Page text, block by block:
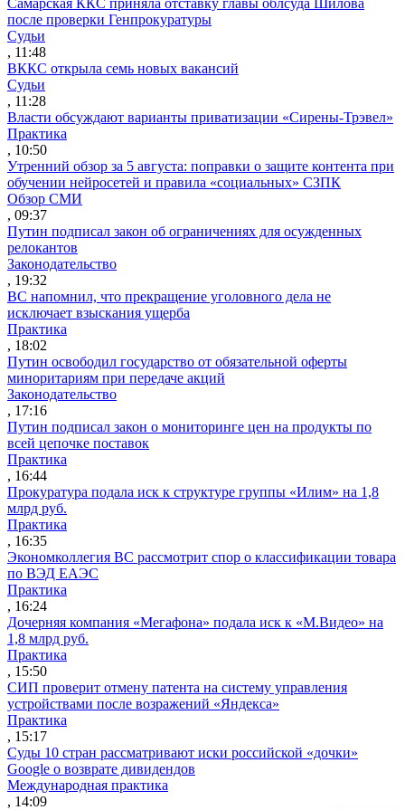
после проверки Генпрокуратуры
Судьи
, 11:48
ВККС открыла семь новых вакансий
Судьи
, 11:28
Власти обсуждают варианты приватизации «Сирены-Трэвел»
Практика
, 10:50
Утренний обзор за 5 августа: поправки о защите контента при
обучении нейросетей и правила «социальных» СЗПК
Обзор СМИ
, 09:37
Путин подписал закон об ограничениях для осужденных
релокантов
Законодательство
, 19:32
ВС напомнил, что прекращение уголовного дела не
исключает взыскания ущерба
Практика
, 18:02
Путин освободил государство от обязательной оферты
миноритариям при передаче акций
Законодательство
, 17:16
Путин подписал закон о мониторинге цен на продукты по
всей цепочке поставок
Практика
, 16:44
Прокуратура подала иск к структуре группы «Илим» на 1,8
млрд руб.
Практика
, 16:35
Экономколлегия ВС рассмотрит спор о классификации товара
по ВЭД ЕАЭС
Практика
, 16:24
Дочерняя компания «Мегафона» подала иск к «М.Видео» на
1,8 млрд руб.
Практика
, 15:50
СИП проверит отмену патента на систему управления
устройствами после возражений «Яндекса»
Практика
, 15:17
Суды 10 стран рассматривают иски российской «дочки»
Google о возврате дивидендов
Международная практика
, 14:09